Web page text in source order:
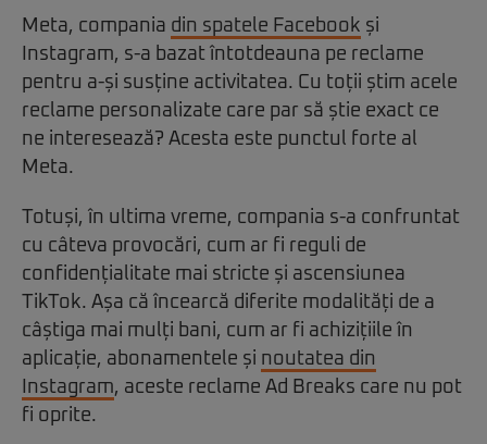
Meta, compania din spatele Facebook și
Instagram, s-a bazat întotdeauna pe reclame
pentru a-și susține activitatea. Cu toții știm acele
reclame personalizate care par să știe exact ce
ne interesează? Acesta este punctul forte al
Meta.
Totuși, în ultima vreme, compania s-a confruntat
cu câteva provocări, cum ar fi reguli de
confidențialitate mai stricte și ascensiunea
TikTok. Așa că încearcă diferite modalități de a
câștiga mai mulți bani, cum ar fi achizițiile în
aplicație, abonamentele și noutatea din
Instagram, aceste reclame Ad Breaks care nu pot
fi oprite.